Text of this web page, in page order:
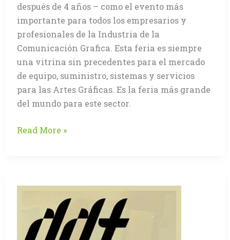
después de 4 años – como el evento más
importante para todos los empresarios y
profesionales de la Industria de la
Comunicación Grafica. Esta feria es siempre
una vitrina sin precedentes para el mercado
de equipo, suministro, sistemas y servicios
para las Artes Gráficas. Es la feria más grande
del mundo para este sector.
Cuatro
DRUPA
Read More »